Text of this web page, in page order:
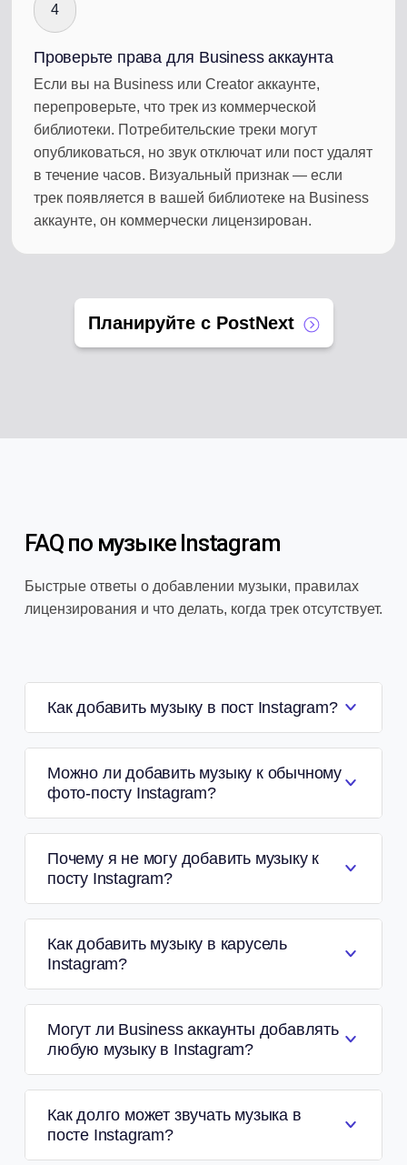
4
Проверьте права для Business аккаунта
Если вы на Business или Creator аккаунте,
перепроверьте, что трек из коммерческой
библиотеки. Потребительские треки могут
опубликоваться, но звук отключат или пост удалят
в течение часов. Визуальный признак — если
трек появляется в вашей библиотеке на Business
аккаунте, он коммерчески лицензирован.
Планируйте с PostNext
FAQ по музыке Instagram
Быстрые ответы о добавлении музыки, правилах
лицензирования и что делать, когда трек отсутствует.
Как добавить музыку в пост Instagram?
Можно ли добавить музыку к обычному
фото-посту Instagram?
Почему я не могу добавить музыку к
посту Instagram?
Как добавить музыку в карусель
Instagram?
Могут ли Business аккаунты добавлять
любую музыку в Instagram?
Как долго может звучать музыка в
посте Instagram?